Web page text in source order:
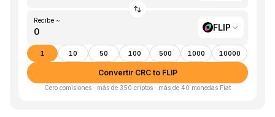
Recibe ~
FLIP
1 10 50 100 500 1000 10000
Convertir CRC to FLIP
Cero comisiones · más de 350 criptos · más de 40 monedas Fiat